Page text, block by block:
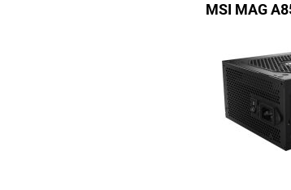
MSI MAG